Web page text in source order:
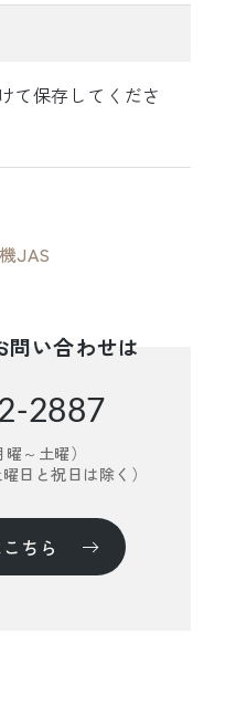
て保存してくださ
JAS
問い合わせは
2887
～土曜）
日と祝日は除く）
ちら